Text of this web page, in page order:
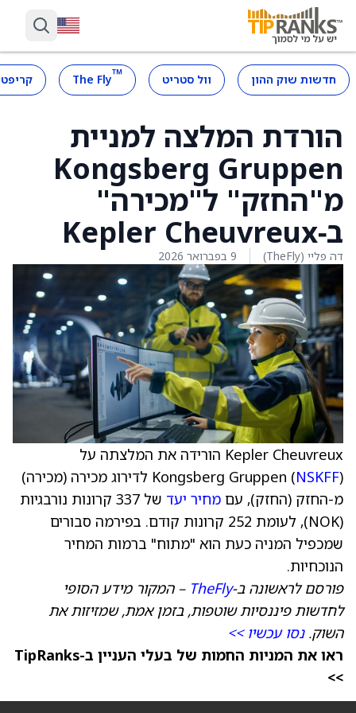
חדשות שוק ההון וול סטריט ™
The Fly
הורדת המלצה למניית
Kongsberg Gruppen
מ"החזק" ל"מכירה"
ב‑Kepler Cheuvreux
דה פליי (TheFly) 9 בפברואר 2026
Kepler Cheuvreux הורידה את המלצתה על
Kongsberg Gruppen (NSKFF
) לדירוג מכירה (מכירה)
מ-החזק (החזק), עם מחיר יעד
של 337 קרונות נורבגיות
(NOK), לעומת 252 קרונות קודם. בפירמה סבורים
שמכפיל המניה כעת הוא "מתוח" ברמות המחיר
הנוכחיות.
פורסם לראשונה ב-TheFly – המקור מידע הסופי
לחדשות פיננסיות שוטפות, בזמן אמת, שמזיזות את
השוק.נסו עכשיו >>
ראו את המניות החמות של בעלי העניין ב-TipRanks
>>